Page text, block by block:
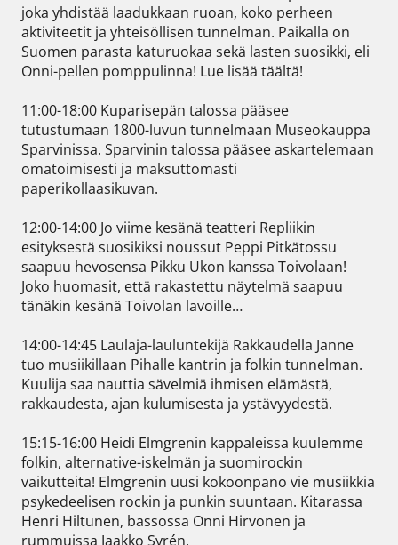
joka yhdistää laadukkaan ruoan, koko perheen
aktiviteetit ja yhteisöllisen tunnelman. Paikalla on
Suomen parasta katuruokaa sekä lasten suosikki, eli
Onni-pellen pomppulinna! Lue lisää täältä!
11:00-18:00 Kuparisepän talossa pääsee
tutustumaan 1800-luvun tunnelmaan Museokauppa
Sparvinissa. Sparvinin talossa pääsee askartelemaan
omatoimisesti ja maksuttomasti
paperikollaasikuvan.
12:00-14:00 Jo viime kesänä teatteri Repliikin
esityksestä suosikiksi noussut Peppi Pitkätossu
saapuu hevosensa Pikku Ukon kanssa Toivolaan!
Joko huomasit, että rakastettu näytelmä saapuu
tänäkin kesänä Toivolan lavoille…
14:00-14:45 Laulaja-lauluntekijä Rakkaudella Janne
tuo musiikillaan Pihalle kantrin ja folkin tunnelman.
Kuulija saa nauttia sävelmiä ihmisen elämästä,
rakkaudesta, ajan kulumisesta ja ystävyydestä.
15:15-16:00 Heidi Elmgrenin kappaleissa kuulemme
folkin, alternative-iskelmän ja suomirockin
vaikutteita! Elmgrenin uusi kokoonpano vie musiikkia
psykedeelisen rockin ja punkin suuntaan. Kitarassa
Henri Hiltunen, bassossa Onni Hirvonen ja
rummuissa Jaakko Syrén.